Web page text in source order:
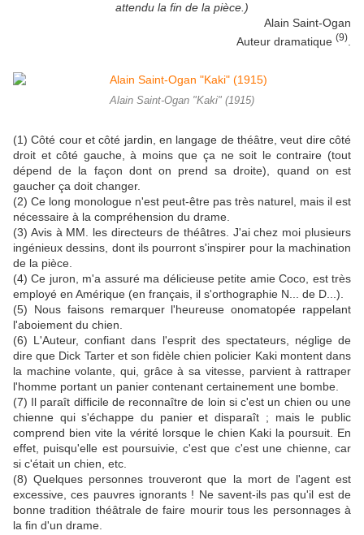
attendu la fin de la pièce.)
Alain Saint-Ogan
Auteur dramatique (9)
Alain Saint-Ogan "Kaki" (1915)
(1) Côté cour et côté jardin, en langage de théâtre, veut dire côté
droit et côté gauche, à moins que ça ne soit le contraire (tout
dépend de la façon dont on prend sa droite), quand on est
gaucher ça doit changer.
(2) Ce long monologue n'est peut-être pas très naturel, mais il est
nécessaire à la compréhension du drame.
(3) Avis à MM. les directeurs de théâtres. J'ai chez moi plusieurs
ingénieux dessins, dont ils pourront s'inspirer pour la machination
de la pièce.
(4) Ce juron, m'a assuré ma délicieuse petite amie Coco, est très
employé en Amérique (en français, il s'orthographie N... de D...).
(5) Nous faisons remarquer l'heureuse onomatopée rappelant
l'aboiement du chien.
(6) L'Auteur, confiant dans l'esprit des spectateurs, néglige de
dire que Dick Tarter et son fidèle chien policier Kaki montent dans
la machine volante, qui, grâce à sa vitesse, parvient à rattraper
l'homme portant un panier contenant certainement une bombe.
(7) Il paraît difficile de reconnaître de loin si c'est un chien ou une
chienne qui s'échappe du panier et disparaît ; mais le public
comprend bien vite la vérité lorsque le chien Kaki la poursuit. En
effet, puisqu'elle est poursuivie, c'est que c'est une chienne, car
si c'était un chien, etc.
(8) Quelques personnes trouveront que la mort de l'agent est
excessive, ces pauvres ignorants ! Ne savent-ils pas qu'il est de
bonne tradition théâtrale de faire mourir tous les personnages à
la fin d'un drame.